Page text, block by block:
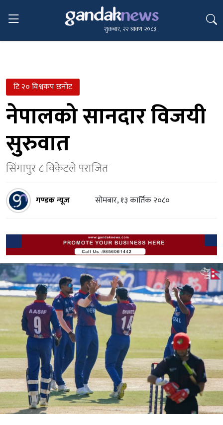
शुक्रबार, २२ श्रावण २०८३
टि २० विश्वकप छनोट
नेपालको सानदार विजयी
सुरुवात
सिंगापुर ८ विकेटले पराजित
गण्डक न्यूज सोमबार, १३ कार्तिक २०८०